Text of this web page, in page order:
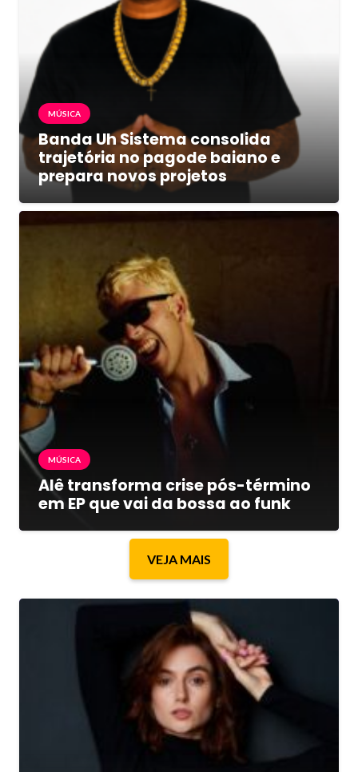
MÚSICA
Banda Uh Sistema consolida
trajetória no pagode baiano e
prepara novos projetos
MÚSICA
Alê transforma crise pós-término
em EP que vai da bossa ao funk
VEJA MAIS